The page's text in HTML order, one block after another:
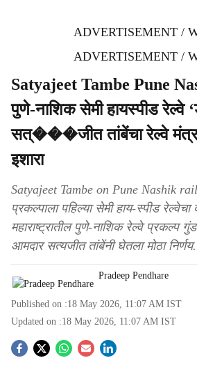
ADVERTISEMENT /
ADVERTISEMENT /
Satyajeet Tambe Pune
पुणे-नाशिक सेमी हायस्पीड रेल्वे
सत्���जीत तांबेंचा रेल्वे
इशारा
Satyajeet Tambe on Pune Nashik
प्रकल्पाला पहिल्या सेमी हाय-स्पीड रेल्वेचा
महाराष्ट्रातील पुणे-नाशिक रेल्वे प्रकल्प
आमदार सत्यजीत तांबेंनी घेतला मोठा निर्णय.
Pradeep Pendhare
Published on :18 May 2026, 11:07 AM IST
Updated on :18 May 2026, 11:07 AM IST
S